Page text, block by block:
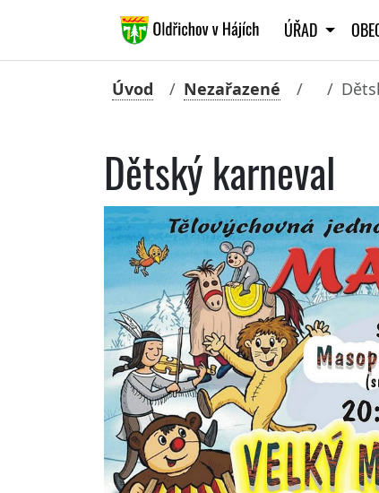
ÚŘAD
Úvod Nezařazené
Dětský karneval